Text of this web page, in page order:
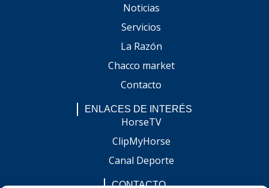
Noticias
Servicios
La Razón
Chacco market
Contacto
ENLACES DE INTERÉS
HorseTV
ClipMyHorse
Canal Deporte
CONTACTO